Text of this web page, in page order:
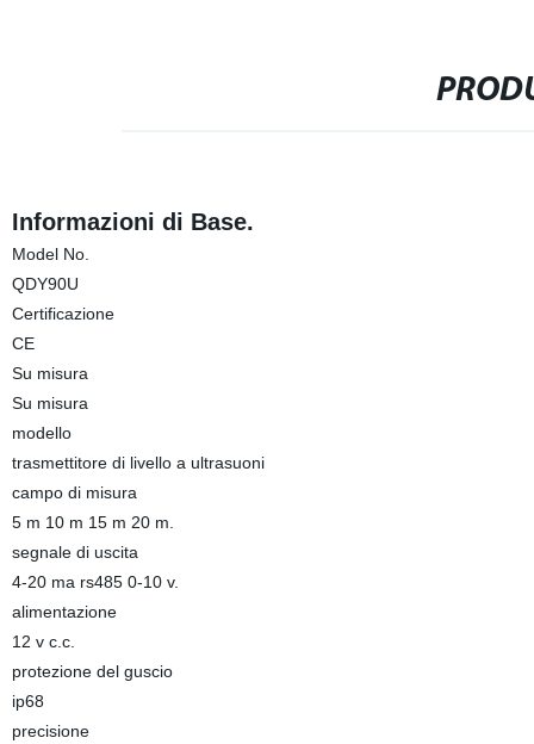
Informazioni di Base.
Model No.
QDY90U
Certificazione
CE
Su misura
Su misura
modello
trasmettitore di livello a ultrasuoni
campo di misura
5 m 10 m 15 m 20 m.
segnale di uscita
4-20 ma rs485 0-10 v.
alimentazione
12 v c.c.
protezione del guscio
ip68
precisione